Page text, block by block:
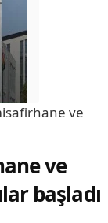
ve
ve
başladı